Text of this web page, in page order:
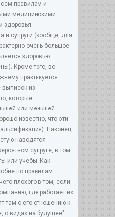
правилам и
медицинскими
здоровья
и супруги (вообще, для
очень большое
здоровью
Кроме того, во
практикуется
выписок из
которые
или меньшей
известно, что эти
Наконец,
наводятся
супруге, в том
или учебы. Как
по правилам
плохого в том, если
где работает их
там о его отношению к
о видах на будущее".